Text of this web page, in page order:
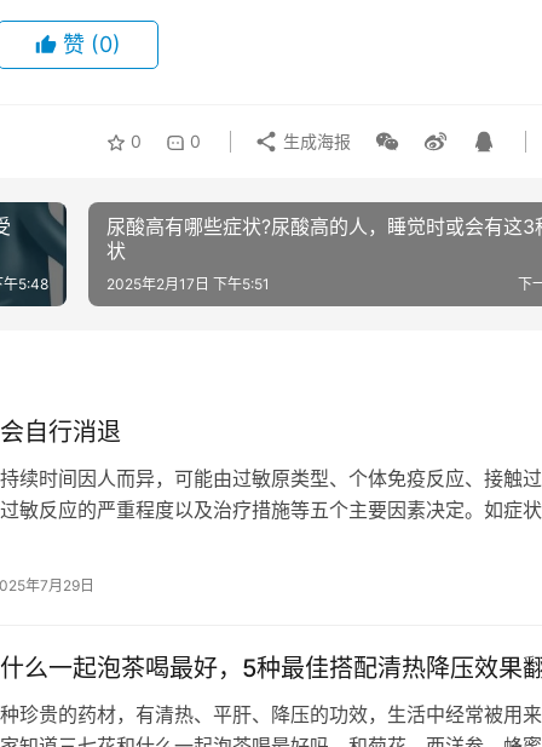
赞 (0)
0 0 生成海报
午5:48
尿酸高有哪些症状?尿酸高的人，睡觉时或会有这3
状
下
2025年2月17日 下午5:51
自行消退
续时间因人而异，可能由过敏原类型、个体免疫反应、接触
敏反应的严重程度以及治疗措施等五个主要因素决定。如症
年7月29日
么一起泡茶喝最好，5种最佳搭配清热降压效果
珍贵的药材，有清热、平肝、降压的功效，生活中经常被用